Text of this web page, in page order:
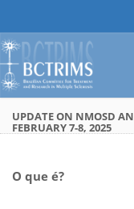
UPDATE ON NMOSD
FEBRUARY 7-8, 2025
O que é?